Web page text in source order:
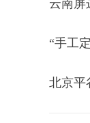
云南屏
“手工
北京平